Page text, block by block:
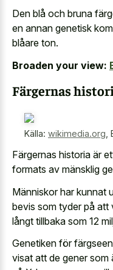
Den blå och bruna
en annan genetisk
blåare ton.
Broaden your view:
Färgernas
Källa: wikimedia.org
Färgernas historia är
formats av mänsklig
Människor har kunnat
bevis som tyder på
långt tillbaka som 12
Genetiken för
visat att de gener